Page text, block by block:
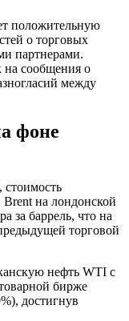
положительную
о торговых
партнерами.
на сообщения о
между
фоне
на лондонской
за баррель, что на
торговой
нефть WTI с
бирже
достигнув